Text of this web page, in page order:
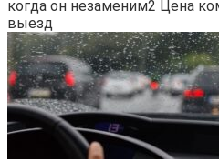
когда он незаменим2 Цена
выезд